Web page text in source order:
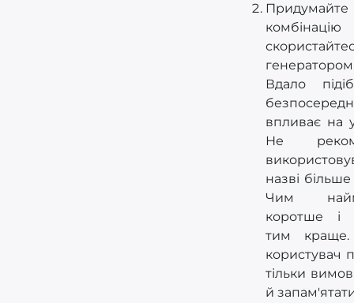
Придумайте
Вдало
впливає на
Не
назві більше
Чим
коротше і
тим краще.
користувач
тільки
й